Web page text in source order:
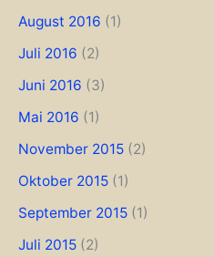
August 2016 (1)
Juli 2016 (2)
Juni 2016 (3)
Mai 2016 (1)
November 2015 (2)
Oktober 2015 (1)
September 2015 (1)
Juli 2015 (2)